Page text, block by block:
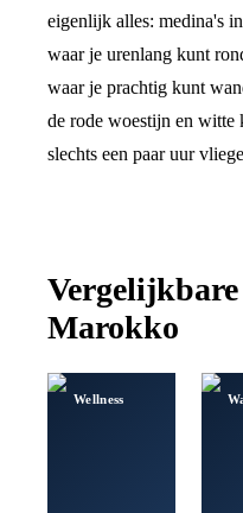
eigenlijk alles: medina's
waar je urenlang kunt
waar je prachtig kunt
de rode woestijn en witte
slechts een paar uur
Marokko
Wellness